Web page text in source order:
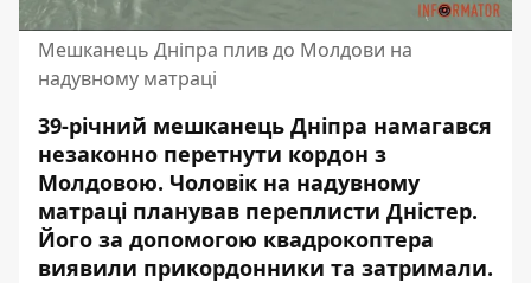
Мешканець Дніпра плив до Молдови на
надувному матраці
39-річний мешканець Дніпра намагався
незаконно перетнути кордон з
Молдовою. Чоловік на надувному
матраці планував переплисти Дністер.
Його за допомогою квадрокоптера
виявили прикордонники та затримали.